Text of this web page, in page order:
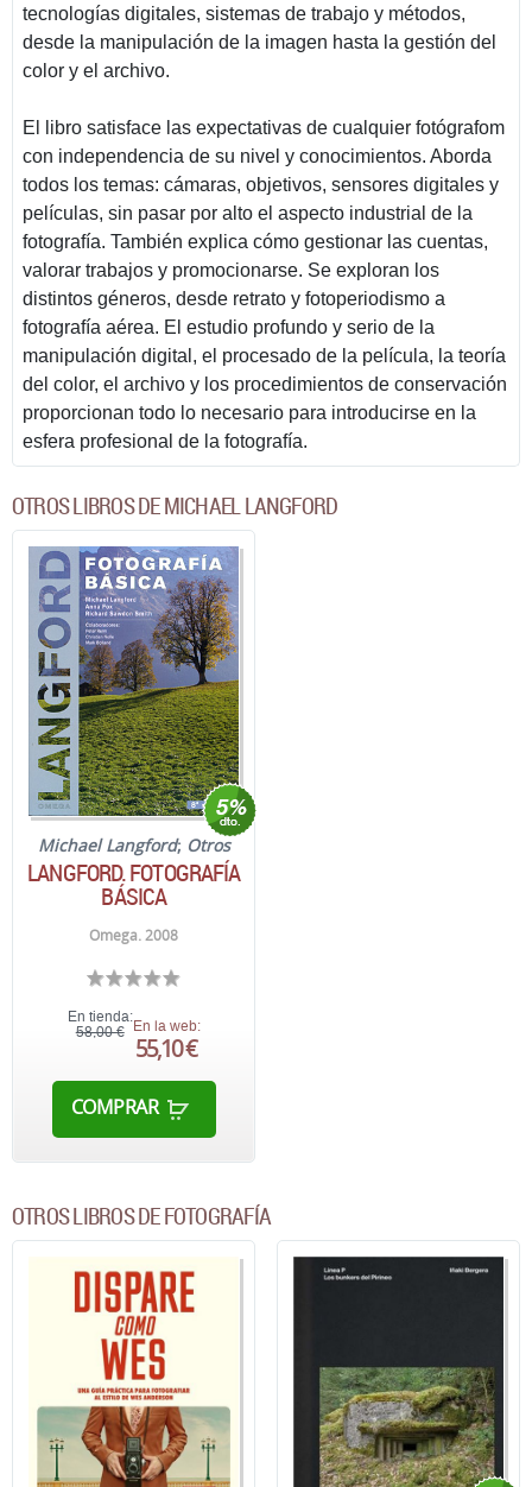
tecnologías digitales, sistemas de trabajo y métodos,
desde la manipulación de la imagen hasta la gestión del
color y el archivo.
El libro satisface las expectativas de cualquier fotógrafom
con independencia de su nivel y conocimientos. Aborda
todos los temas: cámaras, objetivos, sensores digitales y
películas, sin pasar por alto el aspecto industrial de la
fotografía. También explica cómo gestionar las cuentas,
valorar trabajos y promocionarse. Se exploran los
distintos géneros, desde retrato y fotoperiodismo a
fotografía aérea. El estudio profundo y serio de la
manipulación digital, el procesado de la película, la teoría
del color, el archivo y los procedimientos de conservación
proporcionan todo lo necesario para introducirse en la
esfera profesional de la fotografía.
OTROS LIBROS DE MICHAEL LANGFORD
Michael Langford; Otros
LANGFORD. FOTOGRAFÍA
BÁSICA
Omega. 2008
En tienda:
58,00 € En la web:
55,10 €
COMPRAR
OTROS LIBROS DE FOTOGRAFÍA